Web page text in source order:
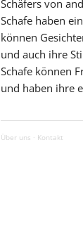
Schäfers von
Schafe haben
können
und auch ihre
Schafe können
und haben ihre
Über uns · Kontakt